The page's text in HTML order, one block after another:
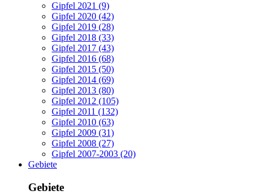
Gipfel 2021 (9)
Gipfel 2020 (42)
Gipfel 2019 (28)
Gipfel 2018 (33)
Gipfel 2017 (43)
Gipfel 2016 (68)
Gipfel 2015 (50)
Gipfel 2014 (69)
Gipfel 2013 (80)
Gipfel 2012 (105)
Gipfel 2011 (132)
Gipfel 2010 (63)
Gipfel 2009 (31)
Gipfel 2008 (27)
Gipfel 2007-2003 (20)
Gebiete
Gebiete